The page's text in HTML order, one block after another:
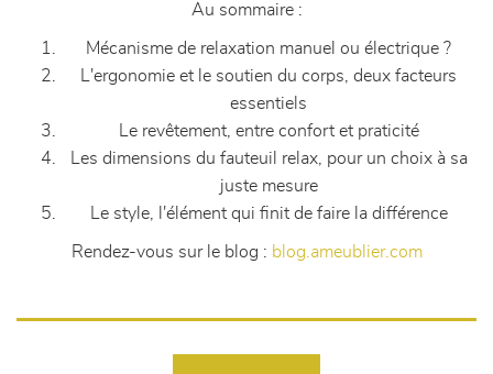
Au sommaire :
Mécanisme de relaxation manuel ou électrique ?
L'ergonomie et le soutien du corps, deux facteurs
essentiels
Le revêtement, entre confort et praticité
Les dimensions du fauteuil relax, pour un choix à sa
juste mesure
Le style, l'élément qui finit de faire la différence
Rendez-vous sur le blog : blog.ameublier.com